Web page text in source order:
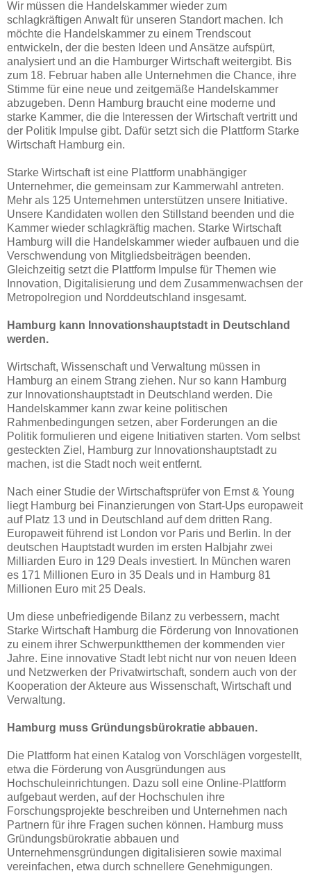
Wir müssen die Handelskammer wieder zum
schlagkräftigen Anwalt für unseren Standort machen. Ich
möchte die Handelskammer zu einem Trendscout
entwickeln, der die besten Ideen und Ansätze aufspürt,
analysiert und an die Hamburger Wirtschaft weitergibt. Bis
zum 18. Februar haben alle Unternehmen die Chance, ihre
Stimme für eine neue und zeitgemäße Handelskammer
abzugeben. Denn Hamburg braucht eine moderne und
starke Kammer, die die Interessen der Wirtschaft vertritt und
der Politik Impulse gibt. Dafür setzt sich die Plattform Starke
Wirtschaft Hamburg ein.
Starke Wirtschaft ist eine Plattform unabhängiger
Unternehmer, die gemeinsam zur Kammerwahl antreten.
Mehr als 125 Unternehmen unterstützen unsere Initiative.
Unsere Kandidaten wollen den Stillstand beenden und die
Kammer wieder schlagkräftig machen. Starke Wirtschaft
Hamburg will die Handelskammer wieder aufbauen und die
Verschwendung von Mitgliedsbeiträgen beenden.
Gleichzeitig setzt die Plattform Impulse für Themen wie
Innovation, Digitalisierung und dem Zusammenwachsen der
Metropolregion und Norddeutschland insgesamt.
Hamburg kann Innovationshauptstadt in Deutschland
werden.
Wirtschaft, Wissenschaft und Verwaltung müssen in
Hamburg an einem Strang ziehen. Nur so kann Hamburg
zur Innovationshauptstadt in Deutschland werden. Die
Handelskammer kann zwar keine politischen
Rahmenbedingungen setzen, aber Forderungen an die
Politik formulieren und eigene Initiativen starten. Vom selbst
gesteckten Ziel, Hamburg zur Innovationshauptstadt zu
machen, ist die Stadt noch weit entfernt.
Nach einer Studie der Wirtschaftsprüfer von Ernst & Young
liegt Hamburg bei Finanzierungen von Start-Ups europaweit
auf Platz 13 und in Deutschland auf dem dritten Rang.
Europaweit führend ist London vor Paris und Berlin. In der
deutschen Hauptstadt wurden im ersten Halbjahr zwei
Milliarden Euro in 129 Deals investiert. In München waren
es 171 Millionen Euro in 35 Deals und in Hamburg 81
Millionen Euro mit 25 Deals.
Um diese unbefriedigende Bilanz zu verbessern, macht
Starke Wirtschaft Hamburg die Förderung von Innovationen
zu einem ihrer Schwerpunktthemen der kommenden vier
Jahre. Eine innovative Stadt lebt nicht nur von neuen Ideen
und Netzwerken der Privatwirtschaft, sondern auch von der
Kooperation der Akteure aus Wissenschaft, Wirtschaft und
Verwaltung.
Hamburg muss Gründungsbürokratie abbauen.
Die Plattform hat einen Katalog von Vorschlägen vorgestellt,
etwa die Förderung von Ausgründungen aus
Hochschuleinrichtungen. Dazu soll eine Online-Plattform
aufgebaut werden, auf der Hochschulen ihre
Forschungsprojekte beschreiben und Unternehmen nach
Partnern für ihre Fragen suchen können. Hamburg muss
Gründungsbürokratie abbauen und
Unternehmensgründungen digitalisieren sowie maximal
vereinfachen, etwa durch schnellere Genehmigungen.